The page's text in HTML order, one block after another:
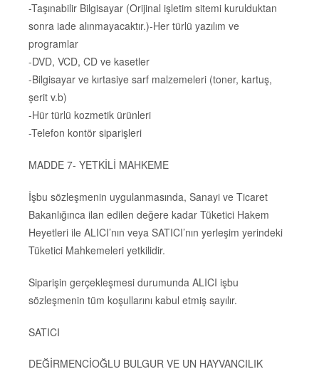
-Taşınabilir Bilgisayar (Orijinal işletim sitemi kurulduktan
sonra iade alınmayacaktır.)-Her türlü yazılım ve
programlar
-DVD, VCD, CD ve kasetler
-Bilgisayar ve kırtasiye sarf malzemeleri (toner, kartuş,
şerit v.b)
-Hür türlü kozmetik ürünleri
-Telefon kontör siparişleri
MADDE 7- YETKİLİ MAHKEME
İşbu sözleşmenin uygulanmasında, Sanayi ve Ticaret
Bakanlığınca ilan edilen değere kadar Tüketici Hakem
Heyetleri ile ALICI’nın veya SATICI’nın yerleşim yerindeki
Tüketici Mahkemeleri yetkilidir.
Siparişin gerçekleşmesi durumunda ALICI işbu
sözleşmenin tüm koşullarını kabul etmiş sayılır.
SATICI
DEĞİRMENCİOĞLU BULGUR VE UN HAYVANCILIK